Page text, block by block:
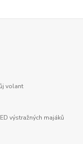
volant
výstražných majáků